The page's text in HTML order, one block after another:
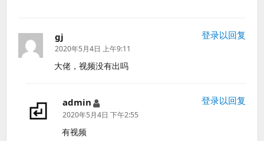
gj
道：
2020年5月4日 上午9:11
大佬，视频没有出吗
登录以回复
admin
说
道：
2020年5月4日 下午2:55
有视频
登录以回复